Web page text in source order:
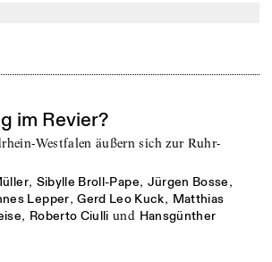
im Revier?
Westfalen äußern sich zur Ruhr-
, Sibylle Broll-Pape, Jürgen Bosse,
Lepper,Gerd Leo Kuck, Matthias
, Roberto Ciulli und Hansgünther